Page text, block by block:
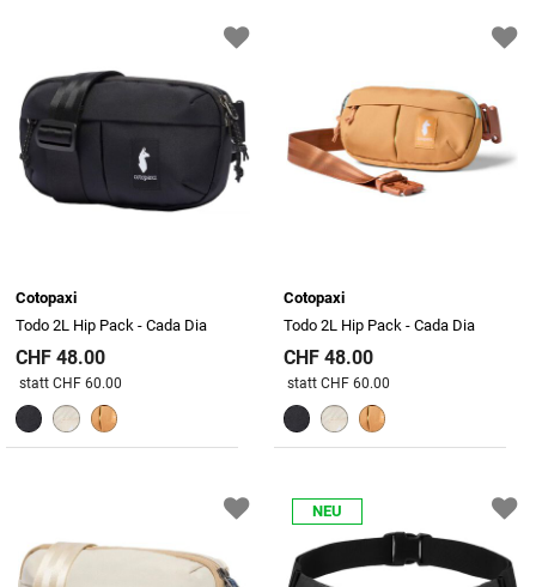
Cotopaxi
Todo 2L Hip Pack - Cada Dia
CHF 48.00
Preis reduziert von
statt CHF 60.00
Cotopaxi
Todo 2L Hip Pack - Cada Dia
CHF 48.00
Preis reduziert von
statt CHF 60.00
NEU